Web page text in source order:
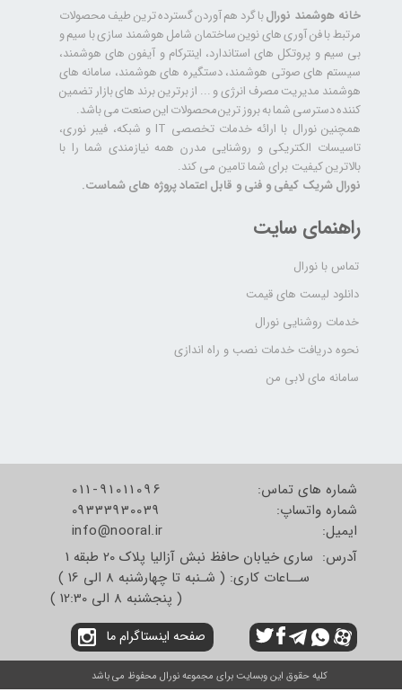
راهنمای سایت
تماس با نورال
دانلود لیست های قیمت
خدمات روشنایی نورال
نحوه دریافت خدمات نصب و راه اندازی
سامانه مای لابی من
خانه هوشمند نورالبا گرد هم آوردن گسترده ترین طیف محصولات
مرتبط با فن آوری های نوین ساختمان شامل هوشمند سازی با سیم و
بی سیم و پروتکل های استاندارد، اینترکام و آیفون های هوشمند،
سیستم های صوتی هوشمند، دستگیره های هوشمند، سامانه های
هوشمند مدیریت مصرف انرژی و ... از برترین برند های بازار تضمین
کننده دسترسی شما به بروز ترین محصولات این صنعت می باشد.
همچنین نورال با ارائه خدمات تخصصی IT و شبکه، فیبر نوری،
تاسیسات الکتریکی و روشنایی مدرن همه نیازمندی شما را با
بالاترین کیفیت برای شما تامین می کند.
نورال شریک کیفی و فنی و قابل اعتماد پروژه های شماست.
شماره های تماس:
شماره واتساپ:
​​​​​​​ایمیل:
011-91011096
09333930039
info@nooral.ir
آدرس: ساری خیابان حافظ نبش آزالیا پلاک 20 طبقه 1
ســاعات کاری: ( شـنبه تا چهارشنبه 8 الی 16 )
( پنجشنبه 8 الی 12:30 )
صفحه اینستاگرام ما
کلیه حقوق این وبسایت برای مجموعه نورال محفوظ می باشد